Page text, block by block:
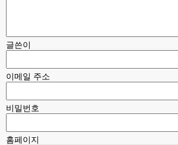
글쓴이
이메일 주소
비밀번호
홈페이지